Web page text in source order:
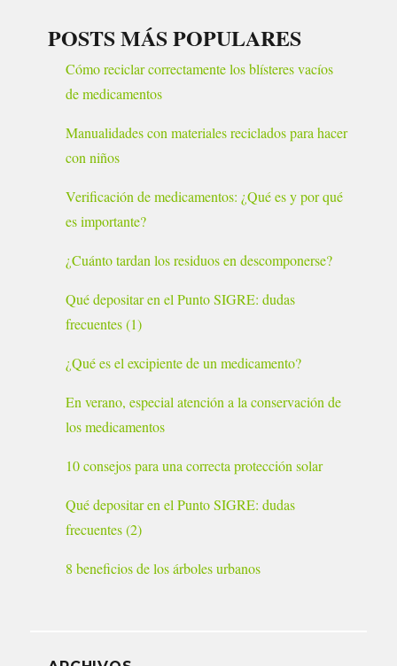
POSTS MÁS POPULARES
Cómo reciclar correctamente los blísteres vacíos
de medicamentos
Manualidades con materiales reciclados para hacer
con niños
Verificación de medicamentos: ¿Qué es y por qué
es importante?
¿Cuánto tardan los residuos en descomponerse?
Qué depositar en el Punto SIGRE: dudas
frecuentes (1)
¿Qué es el excipiente de un medicamento?
En verano, especial atención a la conservación de
los medicamentos
10 consejos para una correcta protección solar
Qué depositar en el Punto SIGRE: dudas
frecuentes (2)
8 beneficios de los árboles urbanos